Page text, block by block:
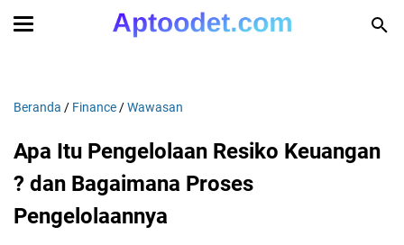
Beranda / Finance /Wawasan
Apa Itu Pengelolaan Resiko Keuangan
? dan Bagaimana Proses
Pengelolaannya